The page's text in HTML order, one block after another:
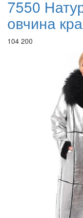
7550
овчина
104 200